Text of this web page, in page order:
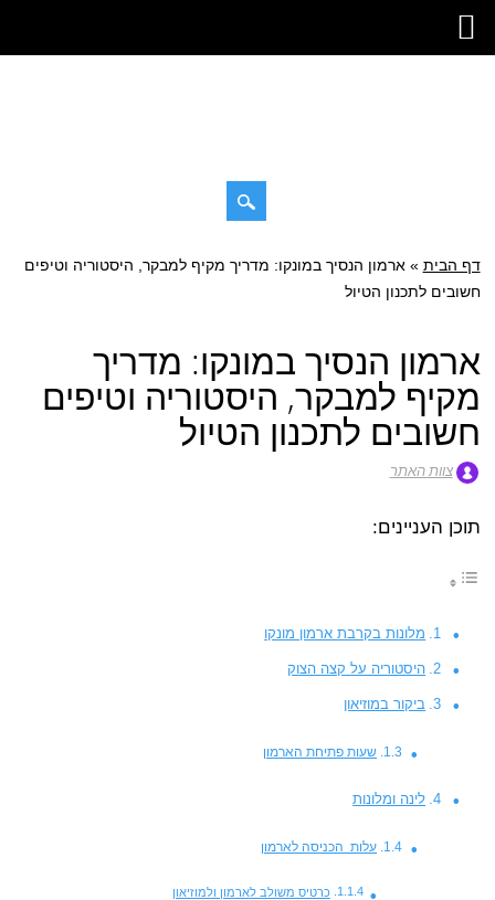
תפריט ראשי
דילוג
לתוכן
דף הבית »ארמון הנסיך במונקו: מדריך מקיף למבקר, היסטוריה וטיפים
חשובים לתכנון הטיול
ארמון הנסיך במונקו: מדריך
מקיף למבקר, היסטוריה וטיפים
חשובים לתכנון הטיול
צוות האתר
תוכן העניינים:
מלונות בקרבת ארמון מונקו
היסטוריה על קצה הצוק
ביקור במוזיאון
שעות פתיחת הארמון
לינה ומלונות
עלות הכניסה לארמון
כרטיס משולב לארמון ולמוזיאון